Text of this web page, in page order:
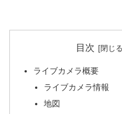
目次
ライブカメラ概要
ライブカメラ情報
地図